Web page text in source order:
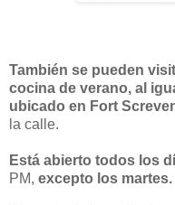
También se pueden
cocina de verano, al
ubicado en Fort
la calle.
Está abierto todos los
PM, excepto los martes.